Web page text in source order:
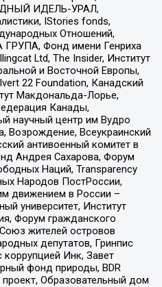
ИДЕЛЬ-УРАЛ,
IStories fonds,
Отношений,
Фонд имени Генриха
Ltd, The Insider, Институт
и Восточной Европы,
22 Foundation, Канадский
Макдональда-Лорье,
Канады,
научный центр им Вудро
Возрождение, Всеукраинский
антивоенный комитет в
Андрея Сахарова, Форум
Наций, Transparеncy
Народов ПостРоссии,
движением в России –
университет, Институт
Форум гражданского
жителей островов
депутатов, Гринпис
Инк, Завет
фонд природы, BDR
проект, Образовательный дом